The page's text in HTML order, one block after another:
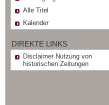
Alle Titel
Kalender
DIREKTE LINKS
Disclaimer Nutzung von
historischen Zeitungen